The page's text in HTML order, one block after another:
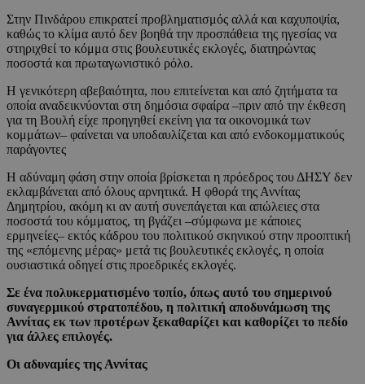
Στην Πινδάρου επικρατεί προβληματισμός αλλά και καχυποψία,
καθώς το κλίμα αυτό δεν βοηθά την προσπάθεια της ηγεσίας να
στηριχθεί το κόμμα στις βουλευτικές εκλογές, διατηρώντας
ποσοστά και πρωταγωνιστικό ρόλο.
Η γενικότερη αβεβαιότητα, που επιτείνεται και από ζητήματα τα
οποία αναδεικνύονται στη δημόσια σφαίρα –πριν από την έκθεση
για τη Βουλή είχε προηγηθεί εκείνη για τα οικονομικά των
κομμάτων– φαίνεται να υποδαυλίζεται και από ενδοκομματικούς
παράγοντες
Η αδύναμη φάση στην οποία βρίσκεται η πρόεδρος του ΔΗΣΥ δεν
εκλαμβάνεται από όλους αρνητικά. Η φθορά της Αννίτας
Δημητρίου, ακόμη κι αν αυτή συνεπάγεται και απώλειες στα
ποσοστά του κόμματος, τη βγάζει –σύμφωνα με κάποιες
ερμηνείες– εκτός κάδρου του πολιτικού σκηνικού στην προοπτική
της «επόμενης μέρας» μετά τις βουλευτικές εκλογές, η οποία
ουσιαστικά οδηγεί στις προεδρικές εκλογές.
Σε ένα πολυκερματισμένο τοπίο, όπως αυτό του σημερινού
συναγερμικού στρατοπέδου, η πολιτική αποδυνάμωση της
Αννίτας εκ των προτέρων ξεκαθαρίζει και καθορίζει το πεδίο
για άλλες επιλογές.
Οι αδυναμίες της Αννίτας